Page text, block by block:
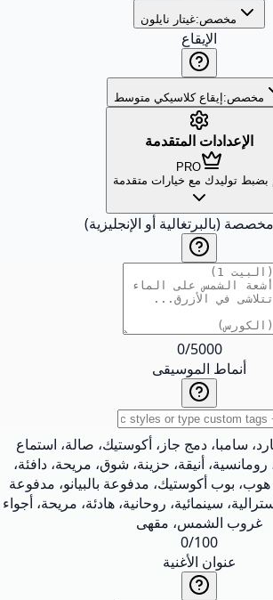
مخصص:غيتار نايلون
الإيقاع
مخصص: إيقاع كلاسيكي متوسط
الإعدادات المتقدمة
PRO
بضبط توليدك مع خيارات متقدمة
(بالبرتغالية أو الإنجليزية)
0/5000
أنماط الموسيقى
سامبا، دمج جاز، أكوستيك، صالة، استماع
أنيقة، حزينة، شوق، مريحة، دافئة،
بوب أكوستيك، مدفوعة بالبيانو، مدفوعة
سينمائية، روحانية، هادئة، مريحة، أجواء
غروب الشمس، مقهى
0/100
عنوان الأغنية